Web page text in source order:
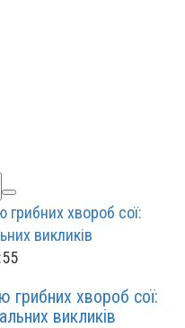
грибних хвороб сої:
викликів